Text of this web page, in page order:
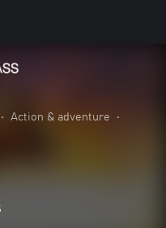
• Action & adventure
•